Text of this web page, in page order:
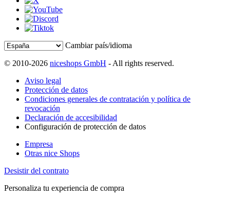
Cambiar país/idioma
© 2010-2026 niceshops GmbH - All rights reserved.
Aviso legal
Protección de datos
Condiciones generales de contratación y política de
revocación
Declaración de accesibilidad
Configuración de protección de datos
Empresa
Otras nice Shops
Desistir del contrato
Personaliza tu experiencia de compra